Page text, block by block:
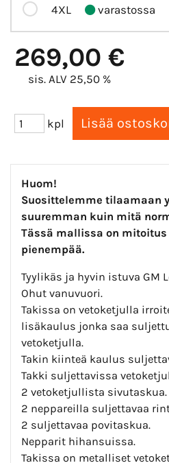
4XL varastossa
269,00 €
sis. ALV 25,50 %
kpl
Huom!
Suosittelemme tilaamaan
suuremman kuin mitä
Tässä mallissa on
pienempää.
Tyylikäs ja hyvin istuva GM
Ohut vanuvuori.
Takissa on vetoketjulla
lisäkaulus jonka saa
vetoketjulla.
Takin kiinteä kaulus
Takki suljettavissa
2 vetoketjullista sivutaskua.
2 neppareilla suljettavaa
2 suljettavaa povitaskua.
Nepparit hihansuissa.
Takissa on metalliset